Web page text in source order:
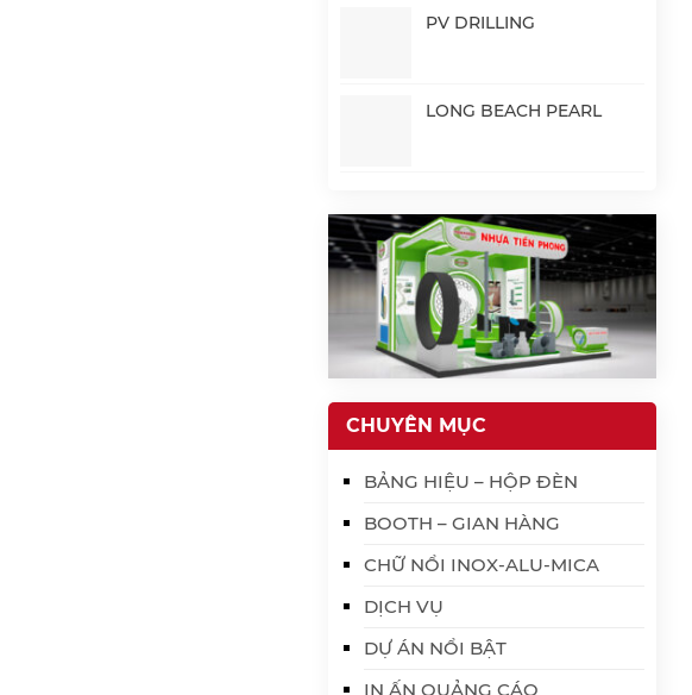
PV DRILLING
LONG BEACH PEARL
CHUYÊN MỤC
BẢNG HIỆU – HỘP ĐÈN
BOOTH – GIAN HÀNG
CHỮ NỔI INOX-ALU-MICA
DỊCH VỤ
DỰ ÁN NỔI BẬT
IN ẤN QUẢNG CÁO